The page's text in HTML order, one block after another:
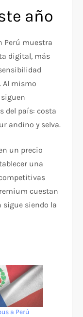
año
Perú muestra
digital, más
Al mismo
del país: costa
andino y selva.
un precio
una
cuestan
sigue siendo la
a Perú